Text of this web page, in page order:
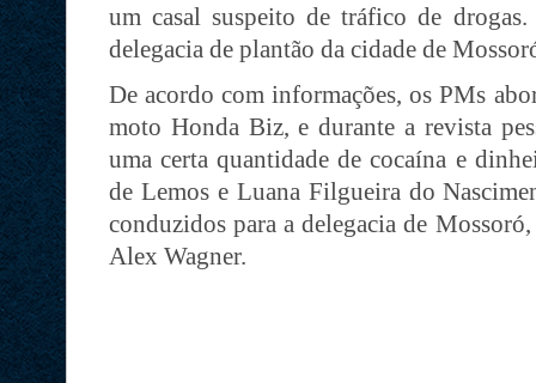
um casal suspeito de tráfico de
delegacia de plantão da cidade de
De acordo com informações, os PMs
moto Honda Biz, e durante a revista
uma certa quantidade de cocaína e
de Lemos e Luana Filgueira do
conduzidos para a delegacia de
Alex Wagner.